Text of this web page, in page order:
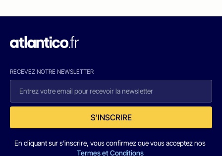
RECEVEZ NOTRE NEWSLETTER
S'INSCRIRE
En cliquant sur s'inscrire, vous confirmez que vous acceptez nos
Termes et Conditions